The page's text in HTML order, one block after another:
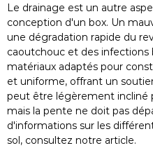
Le drainage est un autre
conception d'un box. Un
une dégradation rapide du
caoutchouc et des infections
matériaux adaptés pour
et uniforme, offrant un
peut être légèrement incliné
mais la pente ne doit pas
d'informations sur les
sol, consultez notre article.